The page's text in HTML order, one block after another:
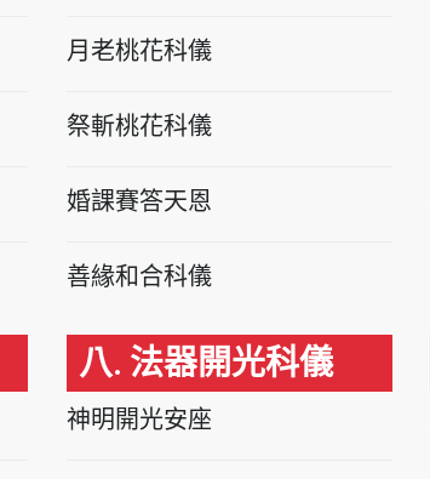
月老桃花科儀
祭斬桃花科儀
婚課賽答天恩
善緣和合科儀
八. 法器開光科儀
神明開光安座